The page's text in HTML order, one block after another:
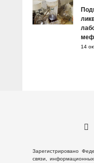
14
Зарегистрировано
связи,